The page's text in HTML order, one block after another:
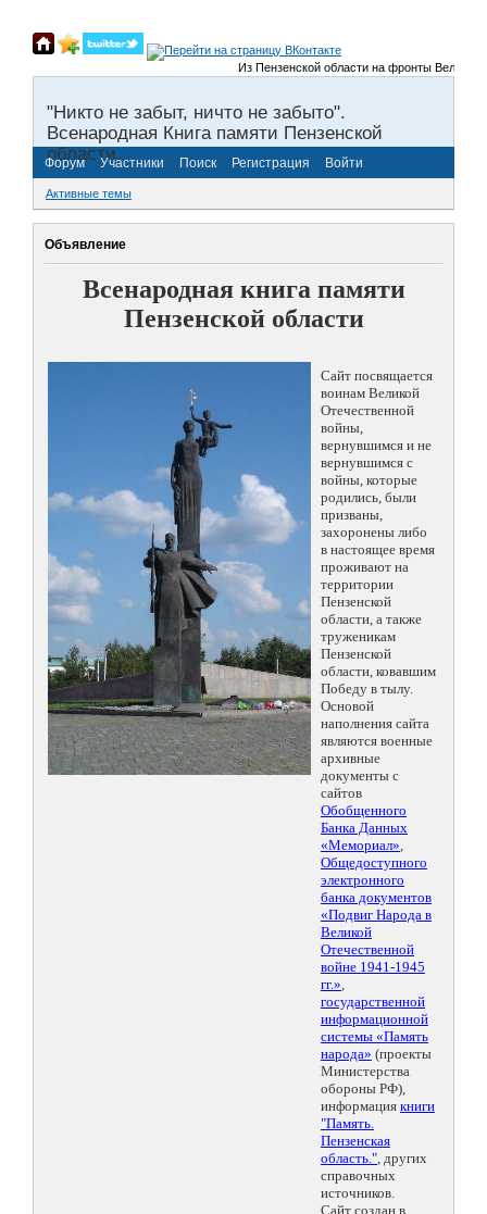
Из Пензенской области на фронты Великой
"Никто не забыт, ничто не забыто".
Всенародная Книга памяти Пензенской
области.
Форум Участники Поиск Регистрация Войти
Активные темы
Объявление
Всенародная книга памяти
Пензенской области
Сайт посвящается
воинам Великой
Отечественной
войны,
вернувшимся и не
вернувшимся с
войны, которые
родились, были
призваны,
захоронены либо
в настоящее время
проживают на
территории
Пензенской
области, а также
труженикам
Пензенской
области, ковавшим
Победу в тылу.
Основой
наполнения сайта
являются военные
архивные
документы с
сайтов
Обобщенного
Банка Данных
«Мемориал»,
Общедоступного
электронного
банка документов
«Подвиг Народа в
Великой
Отечественной
войне 1941-1945
гг.»,
государственной
информационной
системы «Память
народа» (проекты
Министерства
обороны РФ),
информация книги
"Память.
Пензенская
область.", других
справочных
источников.
Сайт создан в